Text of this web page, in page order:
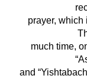
prayer, which
much time,
and